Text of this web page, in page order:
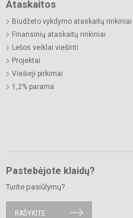
Ataskaitos
Biudžeto vykdymo ataskaitų rinkiniai
Finansinių ataskaitų rinkiniai
Lėšos veiklai viešinti
Projektai
Viešieji pirkimai
1,2% parama
Pastebėjote klaidų?
Turite pasiūlymų?
RAŠYKITE